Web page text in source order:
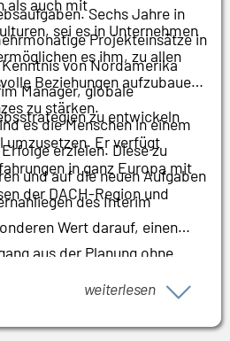
Sechs Jahre in
Projekteinsätze in
von Nordamerika
Manager, globale
zu entwickeln
umzusetzen. Er verfügt
in ganz Europa mit
der DACH-Region und
als auch mit
sei es in Unternehmen
es ihm, zu allen
Beziehungen aufzubauen
zu stärken.
es die Menschen in einem
erzielen. Diese zu
und auf die neuen Aufgaben
des Interim
Wert darauf, einen
aus der Planung ohne
indem er seine Expertise
teilt. Seine über
weiterlesen